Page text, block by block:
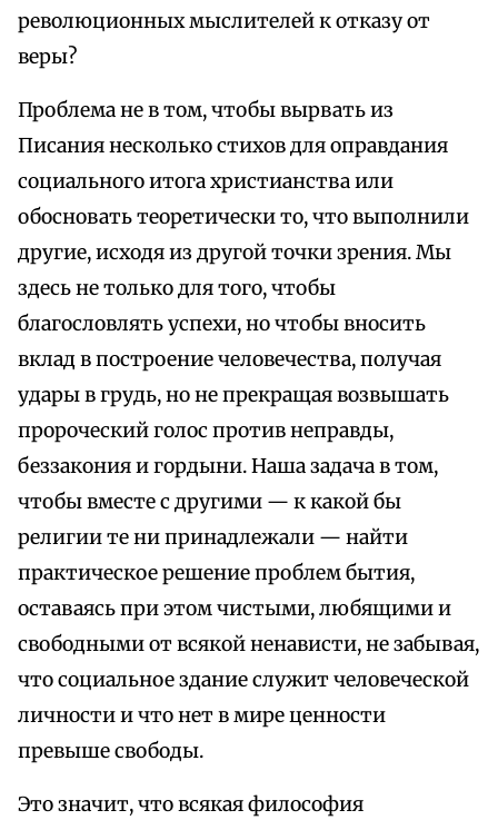
революционных мыслителей к отказу от
веры?
Проблема не в том, чтобы вырвать из
Писания несколько стихов для оправдания
социального итога христианства или
обосновать теоретически то, что выполнили
другие, исходя из другой точки зрения. Мы
здесь не только для того, чтобы
благословлять успехи, но чтобы вносить
вклад в построение человечества, получая
удары в грудь, но не прекращая возвышать
пророческий голос против неправды,
беззакония и гордыни. Наша задача в том,
чтобы вместе с другими — к какой бы
религии те ни принадлежали — найти
практическое решение проблем бытия,
оставаясь при этом чистыми, любящими и
свободными от всякой ненависти, не забывая,
что социальное здание служит человеческой
личности и что нет в мире ценности
превыше свободы.
Это значит, что всякая философия